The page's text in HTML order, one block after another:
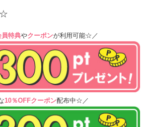
☆
員特典やクーポンが利用可能☆／
10％OFFクーポン配布中☆／